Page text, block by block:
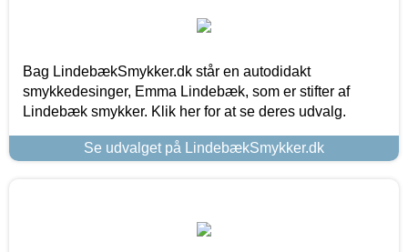
Bag LindebækSmykker.dk står en autodidakt
smykkedesinger, Emma Lindebæk, som er stifter af
Lindebæk smykker. Klik her for at se deres udvalg.
Se udvalget på LindebækSmykker.dk